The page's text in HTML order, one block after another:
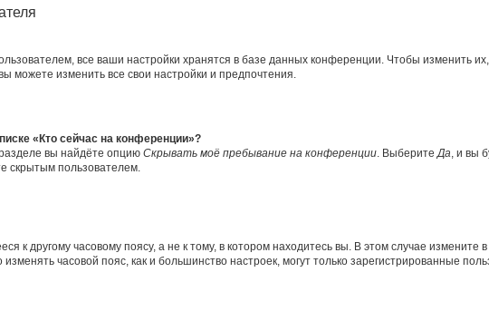
все ваши настройки хранятся в базе данных конференции. Чтобы изменить
вы можете изменить все свои настройки и предпочтения.
«Кто сейчас на конференции»?
вы найдёте опцию Скрывать моё пребывание на конференции . Выберите Да , и вы
скрытым пользователем.
к другому часовому поясу, а не к тому, в котором находитесь вы. В этом случае измените
изменять часовой пояс, как и большинство настроек, могут только зарегистрированные